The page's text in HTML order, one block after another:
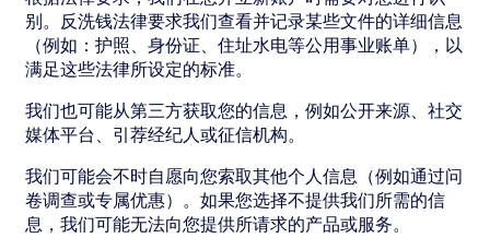
别。反洗钱法律要求我们查看并记录某些文件的详细信息
（例如：护照、身份证、住址水电等公用事业账单），以
满足这些法律所设定的标准。
我们也可能从第三方获取您的信息，例如公开来源、社交
媒体平台、引荐经纪人或征信机构。
我们可能会不时自愿向您索取其他个人信息（例如通过问
卷调查或专属优惠）。如果您选择不提供我们所需的信
息，我们可能无法向您提供所请求的产品或服务。